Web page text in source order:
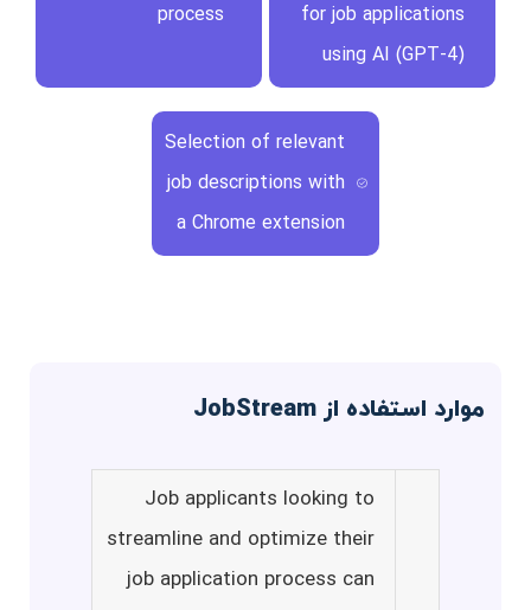
for job applications
using AI (GPT-4)
process
Selection of relevant
job descriptions with
a Chrome extension
موارد استفاده از JobStream
Job applicants looking to
streamline and optimize their
job application process can